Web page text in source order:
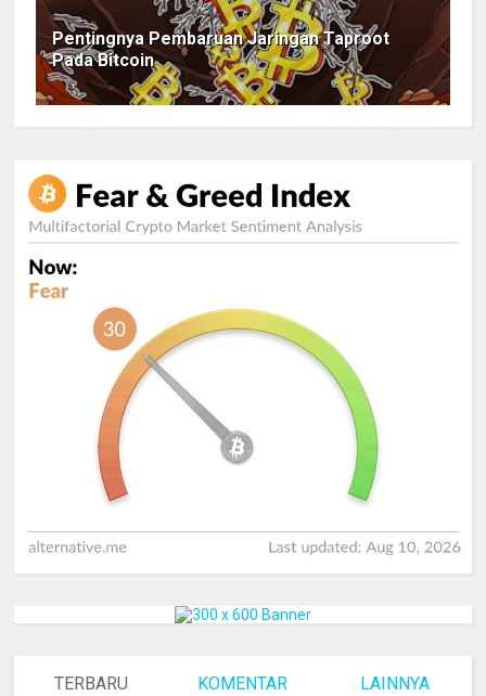
Pentingnya Pembaruan Jaringan Taproot
Pada Bitcoin
TERBARU KOMENTAR LAINNYA